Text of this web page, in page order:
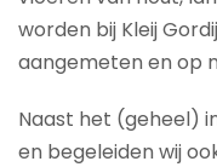
worden bij Kleij
aangemeten en op
Naast het (geheel)
en begeleiden wij